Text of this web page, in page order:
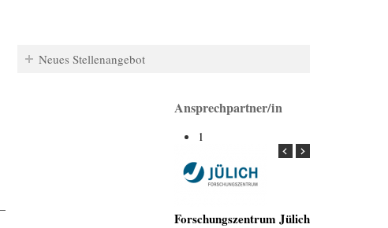
Neues Stellenangebot
Ansprechpartner/in
1
Forschungszentrum Jülich